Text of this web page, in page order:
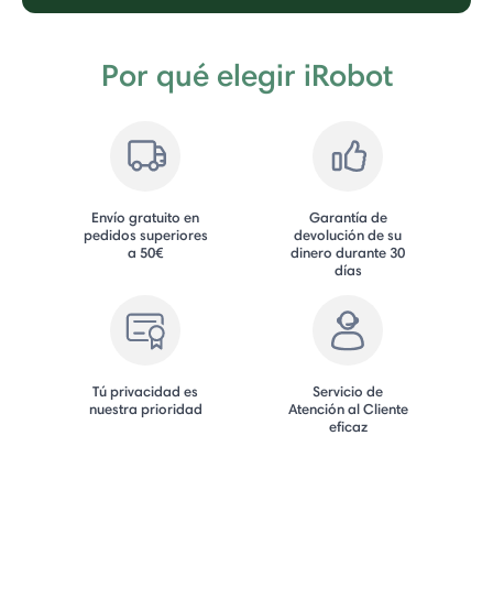
Por qué elegir iRobot
Envío gratuito en
pedidos superiores
a 50€
Garantía de
devolución de su
dinero durante 30
días
Tú privacidad es
nuestra prioridad
Servicio de
Atención al Cliente
eficaz